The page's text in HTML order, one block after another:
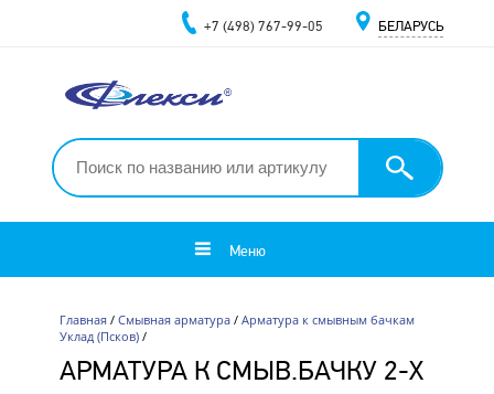
+7 (498) 767-99-05 БЕЛАРУСЬ
Меню
Главная/ Смывная арматура/ Арматура к смывным бачкам
Уклад (Псков)/
АРМАТУРА К СМЫВ.БАЧКУ 2-Х